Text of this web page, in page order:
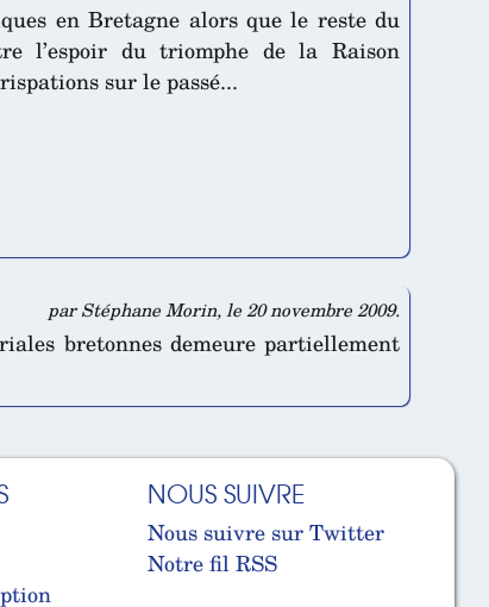
en Bretagne alors que le reste du
l’espoir du triomphe de la Raison
sur le passé...
par Stéphane Morin, le 20 novembre 2009.
bretonnes demeure partiellement
NOUS SUIVRE
Nous suivre sur Twitter
Notre fil RSS